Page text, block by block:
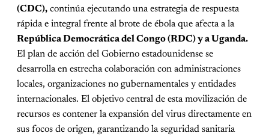
(CDC), continúa ejecutando una estrategia de respuesta
rápida e integral frente al brote de ébola que afecta a la
República Democrática del Congo (RDC) y a Uganda.
El plan de acción del Gobierno estadounidense se
desarrolla en estrecha colaboración con administraciones
locales, organizaciones no gubernamentales y entidades
internacionales. El objetivo central de esta movilización de
recursos es contener la expansión del virus directamente en
sus focos de origen, garantizando la seguridad sanitaria